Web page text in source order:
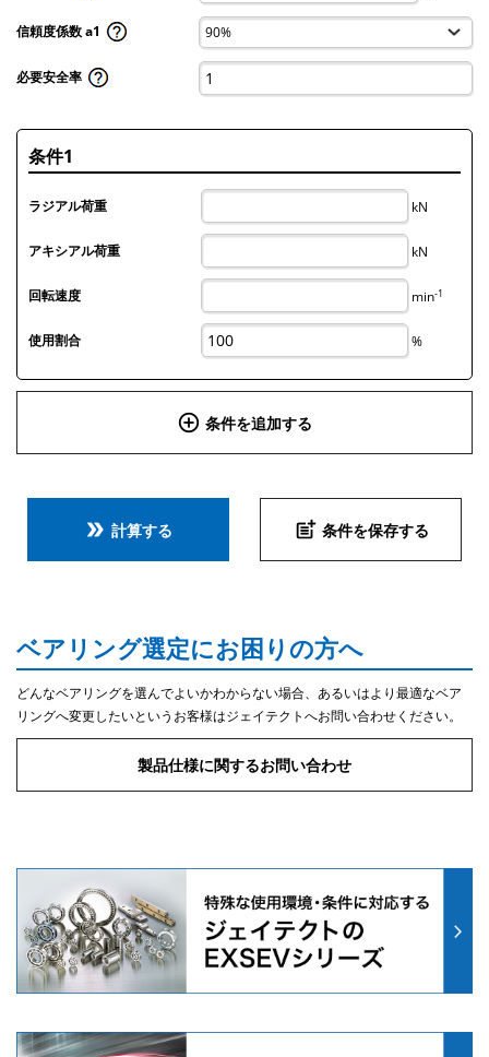
信頼度係数 a1
必要安全率
条件1
ラジアル荷重 kN
アキシアル荷重 kN
回転速度 min-1
使用割合 %
add_circle_outline 条件を追加する
double_arrow 計算する post_add 条件を保存する
ベアリング選定にお困りの方へ
どんなベアリングを選んでよいかわからない場合、あるいはより最適なベア
リングへ変更したいというお客様はジェイテクトへお問い合わせください。
製品仕様に関するお問い合わせ